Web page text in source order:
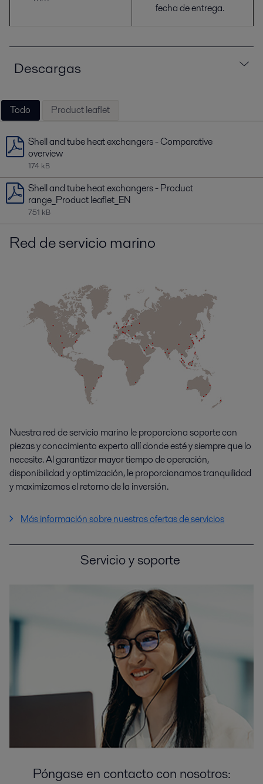
fecha de entrega.
Descargas
Todo Product leaflet
Shell and tube heat exchangers - Comparative
overview
174 kB
Shell and tube heat exchangers - Product
range_Product leaflet_EN
751 kB
Red de servicio marino
Nuestra red de servicio marino le proporciona soporte con
piezas y conocimiento experto allí donde esté y siempre que lo
necesite. Al garantizar mayor tiempo de operación,
disponibilidad y optimización, le proporcionamos tranquilidad
y maximizamos el retorno de la inversión.
Más información sobre nuestras ofertas de servicios
Servicio y soporte
Póngase en contacto con nosotros: